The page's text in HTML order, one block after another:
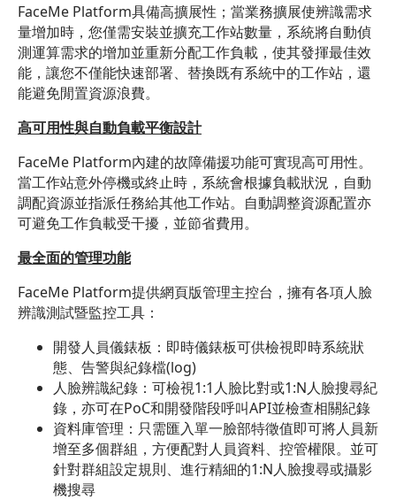
FaceMe Platform具備高擴展性；當業務擴展使辨識需求
量增加時，您僅需安裝並擴充工作站數量，系統將自動偵
測運算需求的增加並重新分配工作負載，使其發揮最佳效
能，讓您不僅能快速部署、替換既有系統中的工作站，還
能避免閒置資源浪費。
高可用性與自動負載平衡設計
FaceMe Platform內建的故障備援功能可實現高可用性。
當工作站意外停機或終止時，系統會根據負載狀況，自動
調配資源並指派任務給其他工作站。自動調整資源配置亦
可避免工作負載受干擾，並節省費用。
最全面的管理功能
FaceMe Platform提供網頁版管理主控台，擁有各項人臉
辨識測試暨監控工具：
開發人員儀錶板：即時儀錶板可供檢視即時系統狀
態、告警與紀錄檔(log)
人臉辨識紀錄：可檢視1:1人臉比對或1:N人臉搜尋紀
錄，亦可在PoC和開發階段呼叫API並檢查相關紀錄
資料庫管理：只需匯入單一臉部特徵值即可將人員新
增至多個群組，方便配對人員資料、控管權限。並可
針對群組設定規則、進行精細的1:N人臉搜尋或攝影
機搜尋